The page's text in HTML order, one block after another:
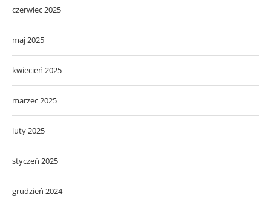
czerwiec 2025
maj 2025
kwiecień 2025
marzec 2025
luty 2025
styczeń 2025
grudzień 2024